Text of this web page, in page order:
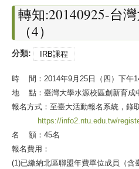
轉知:20140925-台
（4）
分類: IRB課程
時 間：2014年9月25日（四）下午
地 點：臺灣大學水源校區創新育成
報名方式：至臺大活動報名系統，錄
https://info2.ntu.edu.tw/
名 額：45名
報名費用：
(1)已繳納北區聯盟年費單位成員（含